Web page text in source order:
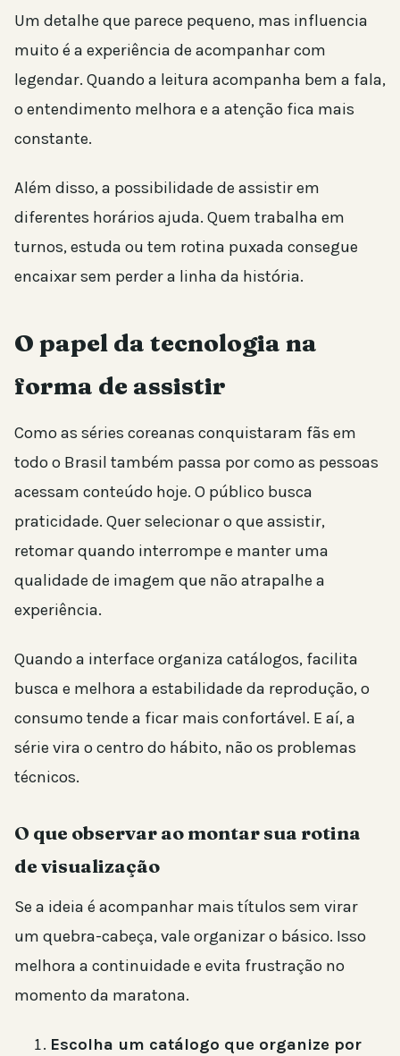
Um detalhe que parece pequeno, mas influencia
muito é a experiência de acompanhar com
legendar. Quando a leitura acompanha bem a fala,
o entendimento melhora e a atenção fica mais
constante.
Além disso, a possibilidade de assistir em
diferentes horários ajuda. Quem trabalha em
turnos, estuda ou tem rotina puxada consegue
encaixar sem perder a linha da história.
O papel da tecnologia na
forma de assistir
Como as séries coreanas conquistaram fãs em
todo o Brasil também passa por como as pessoas
acessam conteúdo hoje. O público busca
praticidade. Quer selecionar o que assistir,
retomar quando interrompe e manter uma
qualidade de imagem que não atrapalhe a
experiência.
Quando a interface organiza catálogos, facilita
busca e melhora a estabilidade da reprodução, o
consumo tende a ficar mais confortável. E aí, a
série vira o centro do hábito, não os problemas
técnicos.
O que observar ao montar sua rotina
de visualização
Se a ideia é acompanhar mais títulos sem virar
um quebra-cabeça, vale organizar o básico. Isso
melhora a continuidade e evita frustração no
momento da maratona.
Escolha um catálogo que organize por